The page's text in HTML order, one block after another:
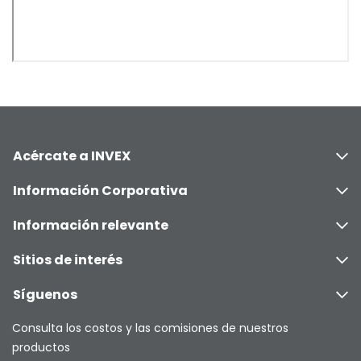
Acércate a INVEX
Información Corporativa
Información relevante
Sitios de interés
Síguenos
Consulta los costos y las comisiones de nuestros
productos